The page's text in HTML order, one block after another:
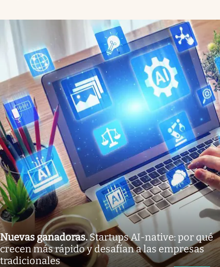
Nuevas ganadoras.Startups AI-native: por qué
crecen más rápido y desafían a las empresas
tradicionales